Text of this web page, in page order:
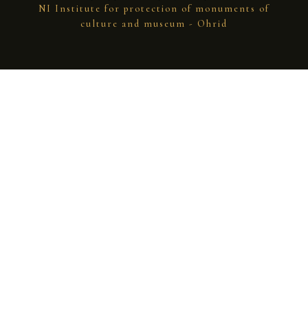
NI Institute for protection of monuments of
culture and museum - Ohrid